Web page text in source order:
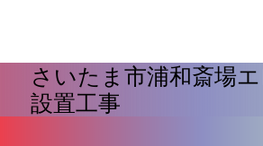
さいたま市浦和斎場
設置工事